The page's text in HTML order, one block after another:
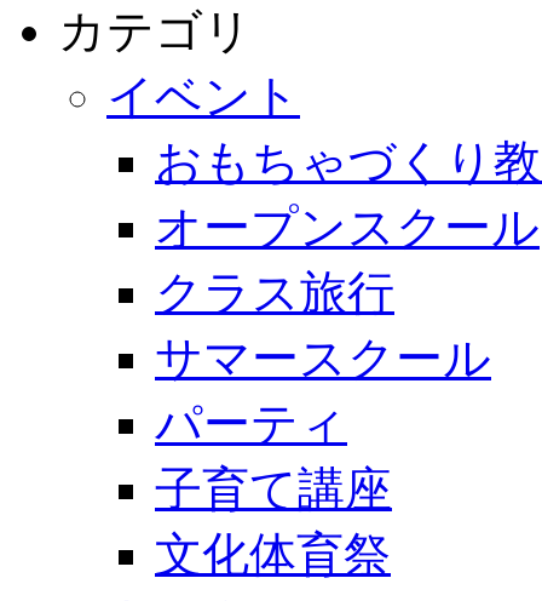
カテゴリ
イベント
おもちゃづくり
オープンスクール
クラス旅行
サマースクール
パーティ
子育て講座
文化体育祭